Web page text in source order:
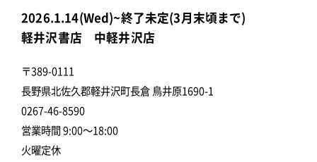
2026.1.14(Wed)~終了未定(3月末頃まで)
軽井沢書店 中軽井沢店
〒389-0111
長野県北佐久郡軽井沢町長倉 鳥井原1690-1
0267-46-8590
営業時間 9:00～18:00
火曜定休